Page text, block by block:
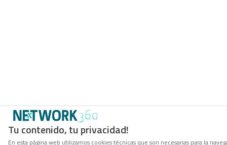
Tu contenido, tu privacidad!
En esta página web utilizamos cookies técnicas que son necesarias para la